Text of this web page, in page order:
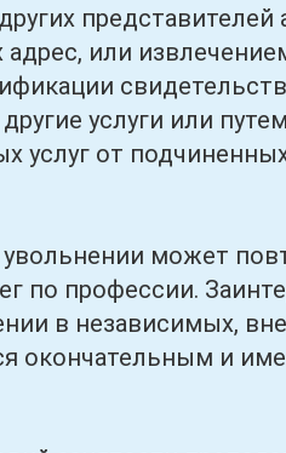
представителей
или
услуги или
услуг от
может
по профессии.
в независимых,
окончательным и